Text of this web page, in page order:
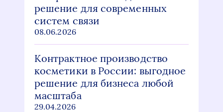
решение для современных
систем связи
08.06.2026
Контрактное производство
косметики в России: выгодное
решение для бизнеса любой
масштаба
29.04.2026